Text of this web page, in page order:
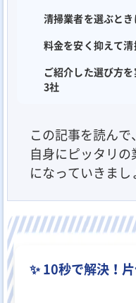
清掃業者を選ぶと
料金を安く抑えて
ご紹介した選び方
3社
この記事を読ん
自身にピッタリ
になっていきまし
✨ 10秒で解決！